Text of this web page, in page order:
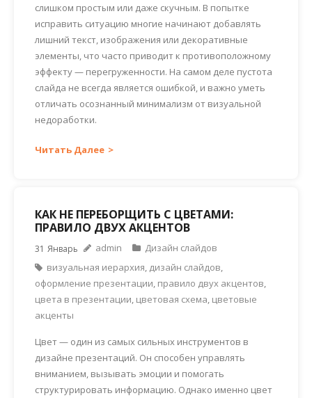
слишком простым или даже скучным. В попытке
исправить ситуацию многие начинают добавлять
лишний текст, изображения или декоративные
элементы, что часто приводит к противоположному
эффекту — перегруженности. На самом деле пустота
слайда не всегда является ошибкой, и важно уметь
отличать осознанный минимализм от визуальной
недоработки.
Читать Далее
КАК НЕ ПЕРЕБОРЩИТЬ С ЦВЕТАМИ:
ПРАВИЛО ДВУХ АКЦЕНТОВ
31 Январь admin
Дизайн слайдов
визуальная иерархия дизайн слайдов
оформление презентации правило двух акцентов
цвета в презентации цветовая схема цветовые
акценты
Цвет — один из самых сильных инструментов в
дизайне презентаций. Он способен управлять
вниманием, вызывать эмоции и помогать
структурировать информацию. Однако именно цвет